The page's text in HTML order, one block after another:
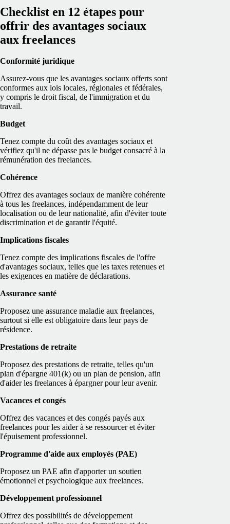
Checklist en 12 étapes pour
offrir des avantages sociaux
aux freelances
Conformité juridique
Assurez-vous que les avantages sociaux offerts sont
conformes aux lois locales, régionales et fédérales,
y compris le droit fiscal, de l'immigration et du
travail.
Budget
Tenez compte du coût des avantages sociaux et
vérifiez qu'il ne dépasse pas le budget consacré à la
rémunération des freelances.
Cohérence
Offrez des avantages sociaux de manière cohérente
à tous les freelances, indépendamment de leur
localisation ou de leur nationalité, afin d'éviter toute
discrimination et de garantir l'équité.
Implications fiscales
Tenez compte des implications fiscales de l'offre
d'avantages sociaux, telles que les taxes retenues et
les exigences en matière de déclarations.
Assurance santé
Proposez une assurance maladie aux freelances,
surtout si elle est obligatoire dans leur pays de
résidence.
Prestations de retraite
Proposez des prestations de retraite, telles qu'un
plan d'épargne 401(k) ou un plan de pension, afin
d'aider les freelances à épargner pour leur avenir.
Vacances et congés
Offrez des vacances et des congés payés aux
freelances pour les aider à se ressourcer et éviter
l'épuisement professionnel.
Programme d'aide aux employés (PAE)
Proposez un PAE afin d'apporter un soutien
émotionnel et psychologique aux freelances.
Développement professionnel
Offrez des possibilités de développement